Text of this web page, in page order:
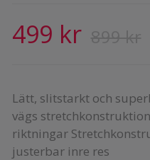
499 kr
Lätt, slitstarkt och
vägs
riktningar
justerbar inre res